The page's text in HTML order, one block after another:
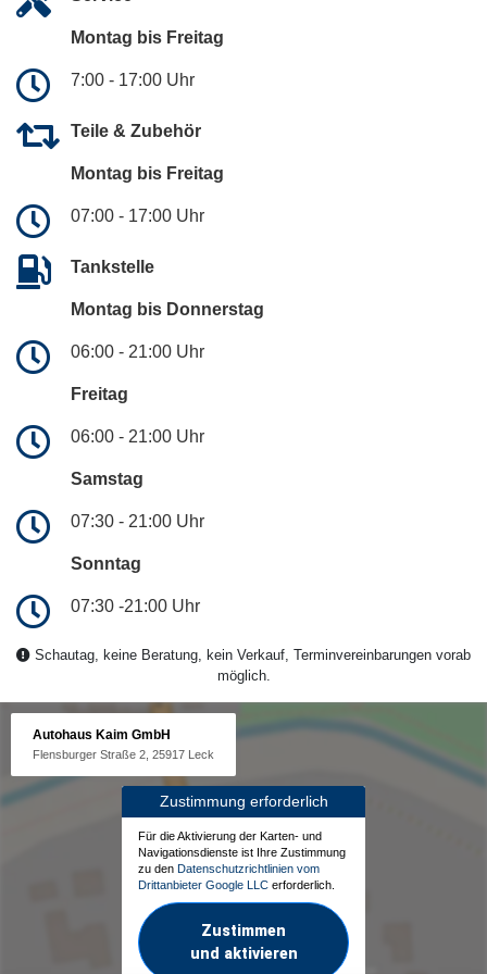
Montag bis Freitag
7:00 - 17:00 Uhr
Teile & Zubehör
Montag bis Freitag
07:00 - 17:00 Uhr
Tankstelle
Montag bis Donnerstag
06:00 - 21:00 Uhr
Freitag
06:00 - 21:00 Uhr
Samstag
07:30 - 21:00 Uhr
Sonntag
07:30 -21:00 Uhr
Schautag, keine Beratung, kein Verkauf, Terminvereinbarungen vorab
möglich.
Autohaus Kaim GmbH
Flensburger Straße 2, 25917 Leck
Zustimmung erforderlich
Für die Aktivierung der Karten- und
Navigationsdienste ist Ihre Zustimmung
zu den Datenschutzrichtlinien vom
Drittanbieter Google LLC erforderlich.
Zustimmen
und aktivieren